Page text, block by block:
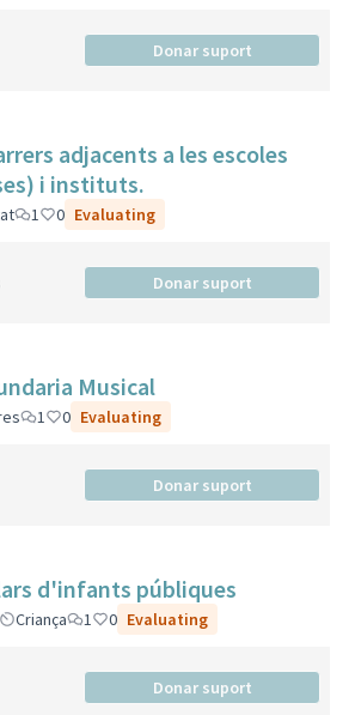
Donar suport
adjacents a les escoles
i instituts.
1 0 Evaluating
Donar suport
Musical
1 0 Evaluating
Donar suport
d'infants públiques
Criança 1 0 Evaluating
Donar suport